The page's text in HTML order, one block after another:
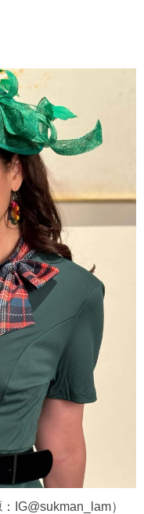
IG@sukman_lam）